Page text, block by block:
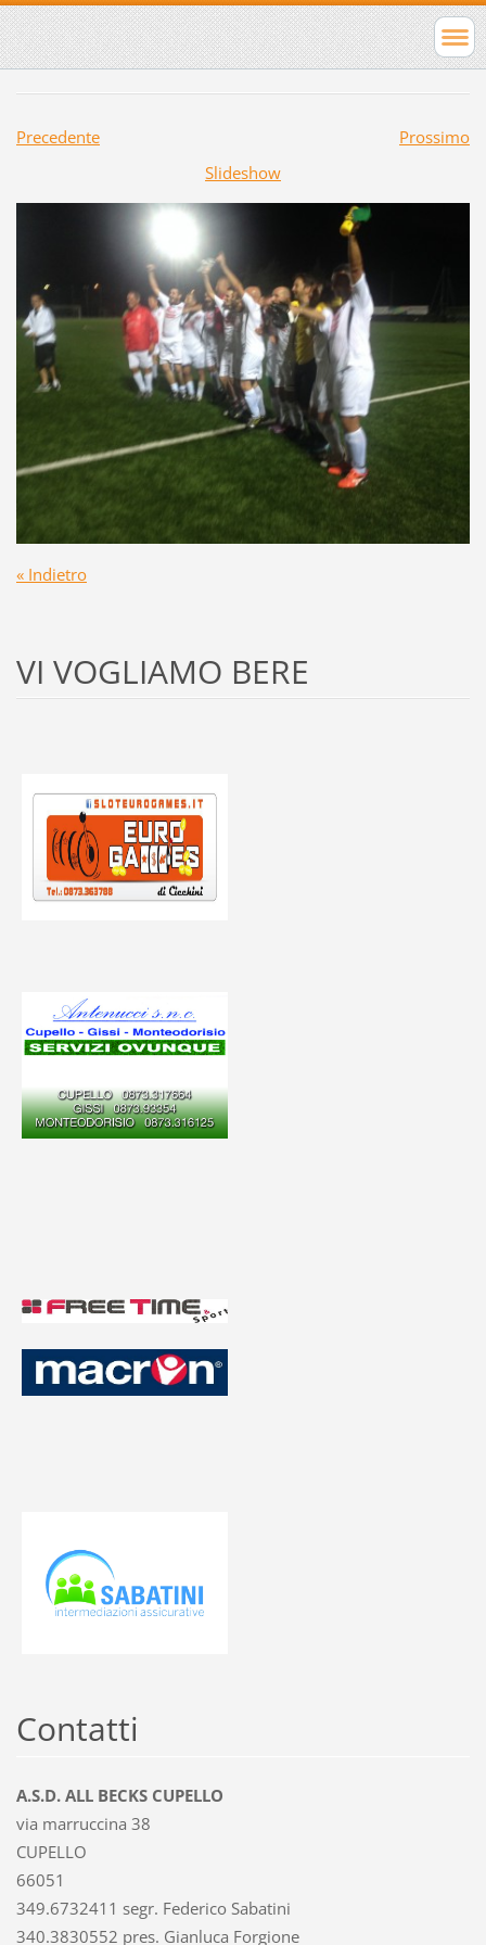
Precedente
Prossimo
Slideshow
« Indietro
VI VOGLIAMO BERE
Contatti
A.S.D. ALL BECKS CUPELLO
via marruccina 38
CUPELLO
66051
349.6732411 segr. Federico Sabatini
340.3830552 pres. Gianluca Forgione